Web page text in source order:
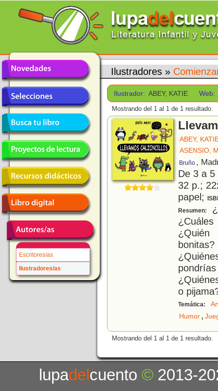
Escritores/as
Ilustradores/as
Ilustradores »
Ilustrador: ABEY, KATIE Web:
Mostrando del 1 al 1 de 1 resultado.
ABEY,
ASENSIO,
Bruño ,
De 3 a
32 p.;
papel;
Resumen:
o
Temática:
Humor,
Mostrando del 1 al 1 de 1 resultado.
lupadelcuento© 2013-